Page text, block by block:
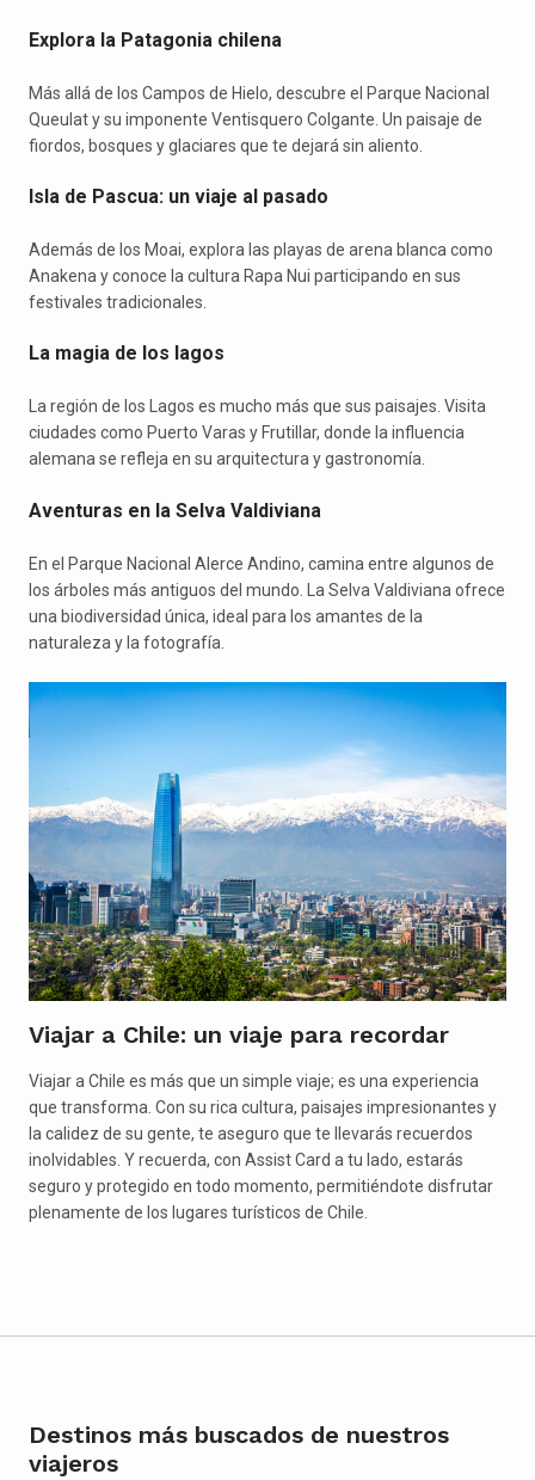
Explora la Patagonia chilena
Más allá de los Campos de Hielo, descubre el Parque Nacional
Queulat y su imponente Ventisquero Colgante. Un paisaje de
fiordos, bosques y glaciares que te dejará sin aliento.
Isla de Pascua: un viaje al pasado
Además de los Moai, explora las playas de arena blanca como
Anakena y conoce la cultura Rapa Nui participando en sus
festivales tradicionales.
La magia de los lagos
La región de los Lagos es mucho más que sus paisajes. Visita
ciudades como Puerto Varas y Frutillar, donde la influencia
alemana se refleja en su arquitectura y gastronomía.
Aventuras en la Selva Valdiviana
En el Parque Nacional Alerce Andino, camina entre algunos de
los árboles más antiguos del mundo. La Selva Valdiviana ofrece
una biodiversidad única, ideal para los amantes de la
naturaleza y la fotografía.
Viajar a Chile: un viaje para recordar
Viajar a Chile es más que un simple viaje; es una experiencia
que transforma. Con su rica cultura, paisajes impresionantes y
la calidez de su gente, te aseguro que te llevarás recuerdos
inolvidables. Y recuerda, con Assist Card a tu lado, estarás
seguro y protegido en todo momento, permitiéndote disfrutar
plenamente de los lugares turísticos de Chile.
Destinos más buscados de nuestros
viajeros